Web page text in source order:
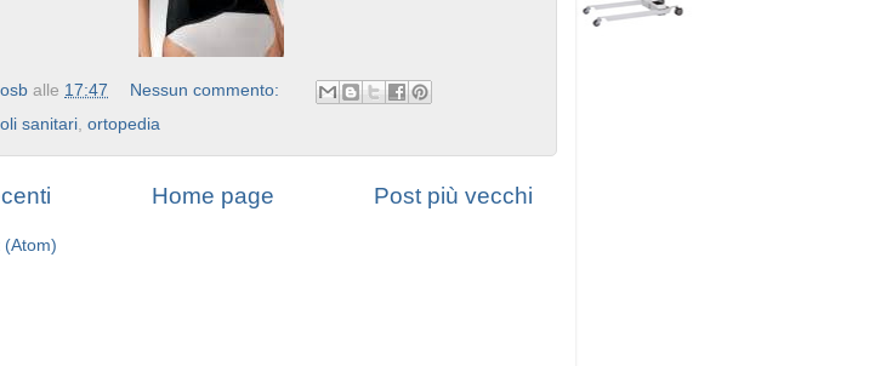
osb alle 17:47
Nessun commento:
sanitari ortopedia
Post più vecchi
Home page
(Atom)